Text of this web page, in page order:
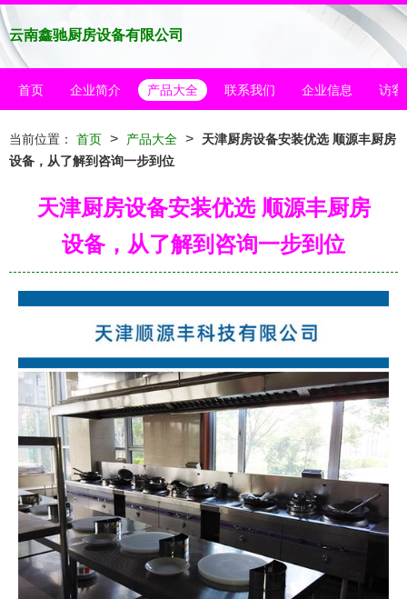
云南鑫驰厨房设备有限公司
首页 企业简介 产品大全 联系我们 企业信息 访客
当前位置： 首页 > 产品大全 >
天津厨房设备安装优选 顺源丰厨房
设备，从了解到咨询一步到位
天津厨房设备安装优选 顺源丰厨房
设备，从了解到咨询一步到位